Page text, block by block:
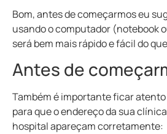
Bom, antes de começarmos eu
usando o computador (notebook
será bem mais rápido e fácil do
Antes de
Também é importante ficar
para que o endereço da sua
hospital apareçam corretamente: